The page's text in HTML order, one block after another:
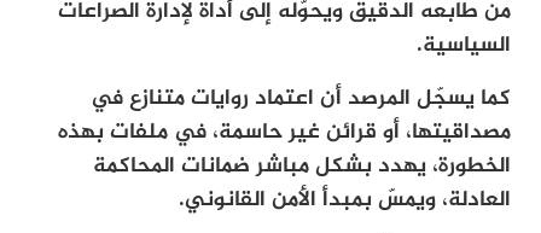
من طابعه الدقيق ويحوّله إلى أداة لإدارة الصراعات
السياسية.
كما يسجّل المرصد أن اعتماد روايات متنازع في
مصداقيتها، أو قرائن غير حاسمة، في ملفات بهذه
الخطورة، يهدد بشكل مباشر ضمانات المحاكمة
العادلة، ويمسّ بمبدأ الأمن القانوني.